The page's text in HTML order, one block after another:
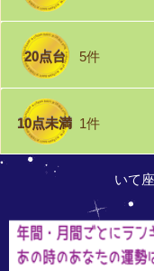
20点台 5件
10点未満 1件
いて